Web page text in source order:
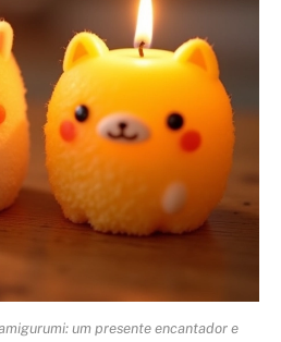
um presente encantador e